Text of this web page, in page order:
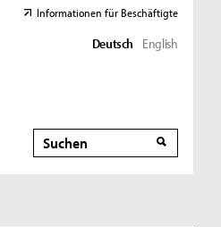
Informationen für Beschäftigte
Deutsch English
Suche
Suche